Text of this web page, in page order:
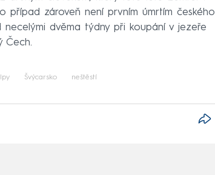
případ zároveň není prvním úmrtím českého
dvěma týdny při koupání v jezeře
Čech.
Švýcarsko neštěstí